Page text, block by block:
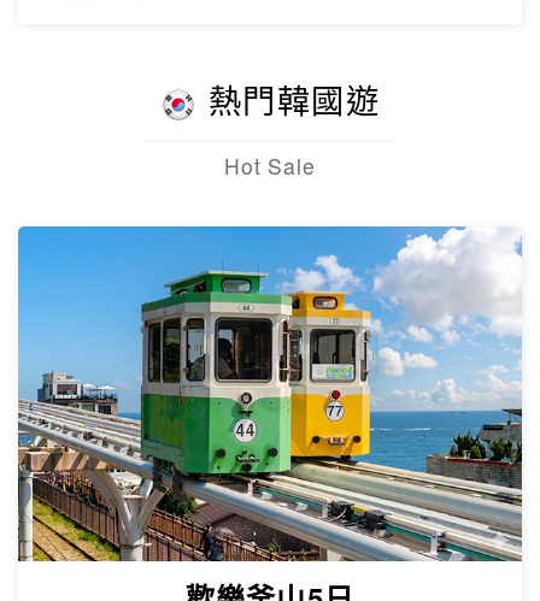
熱門韓國遊
Hot Sale